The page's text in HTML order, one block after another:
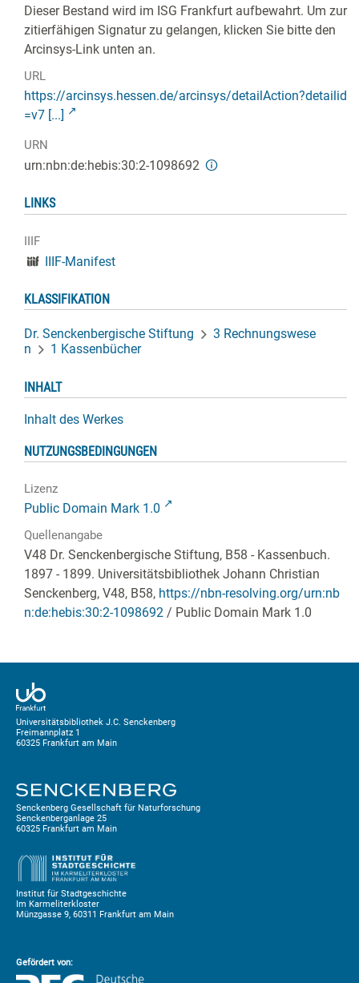
Dieser Bestand wird im ISG Frankfurt aufbewahrt. Um zur
zitierfähigen Signatur zu gelangen, klicken Sie bitte den
Arcinsys-Link unten an.
URL
https://arcinsys.hessen.de/arcinsys/detailAction?detailid
=v7 [...]
URN
urn:nbn:de:hebis:30:2-1098692
LINKS
IIIF
IIIF-Manifest
KLASSIFIKATION
Dr. Senckenbergische Stiftung
3 Rechnungswese
n
1 Kassenbücher
INHALT
Inhalt des Werkes
NUTZUNGSBEDINGUNGEN
Lizenz
Public Domain Mark 1.0
Quellenangabe
V48 Dr. Senckenbergische Stiftung, B58 - Kassenbuch.
1897 - 1899. Universitätsbibliothek Johann Christian
Senckenberg, V48, B58, https://nbn-resolving.org/urn:nb
n:de:hebis:30:2-1098692 / Public Domain Mark 1.0
Universitätsbibliothek J.C. Senckenberg
Freimannplatz 1
60325 Frankfurt am Main
Senckenberg Gesellschaft für Naturforschung
Senckenberganlage 25
60325 Frankfurt am Main
Institut für Stadtgeschichte
Im Karmeliterkloster
Münzgasse 9, 60311 Frankfurt am Main
Gefördert von: